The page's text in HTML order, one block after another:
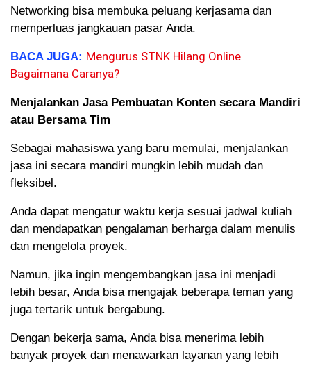
Networking bisa membuka peluang kerjasama dan
memperluas jangkauan pasar Anda.
BACA JUGA: Mengurus STNK Hilang Online
Bagaimana Caranya?
Menjalankan Jasa Pembuatan Konten secara Mandiri
atau Bersama Tim
Sebagai mahasiswa yang baru memulai, menjalankan
jasa ini secara mandiri mungkin lebih mudah dan
fleksibel.
Anda dapat mengatur waktu kerja sesuai jadwal kuliah
dan mendapatkan pengalaman berharga dalam menulis
dan mengelola proyek.
Namun, jika ingin mengembangkan jasa ini menjadi
lebih besar, Anda bisa mengajak beberapa teman yang
juga tertarik untuk bergabung.
Dengan bekerja sama, Anda bisa menerima lebih
banyak proyek dan menawarkan layanan yang lebih